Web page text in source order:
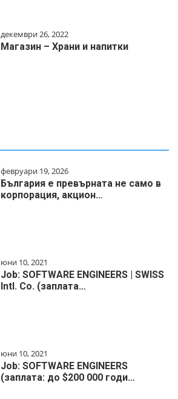
декември 26, 2022
Магазин – Храни и напитки
февруари 19, 2026
България е превърната не само в
корпорация, акцион…
юни 10, 2021
Job: SOFTWARE ENGINEERS | SWISS
Intl. Co. (заплата…
юни 10, 2021
Job: SOFTWARE ENGINEERS
(заплата: до $200 000 годи…